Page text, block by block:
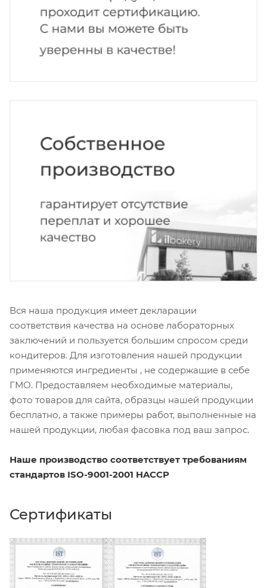
Вся наша продукция имеет декларации
соответствия качества на основе лабораторных
заключений и пользуется большим спросом среди
кондитеров. Для изготовления нашей продукции
применяются ингредиенты , не содержащие в себе
ГМО. Предоставляем необходимые материалы,
фото товаров для сайта, образцы нашей продукции
бесплатно, а также примеры работ, выполненные на
нашей продукции, любая фасовка под ваш запрос.
Наше производство соответствует требованиям
стандартов ISO-9001-2001 HACCP
Сертификаты